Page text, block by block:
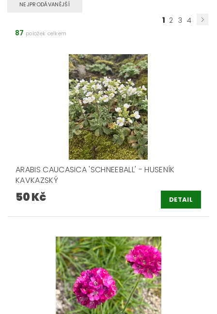
NEJPRODÁVANĚJŠÍ
1 2 3 4
87 položek celkem
ARABIS CAUCASICA 'SCHNEEBALL' - HUSENÍK
KAVKAZSKÝ
50 Kč DETAIL